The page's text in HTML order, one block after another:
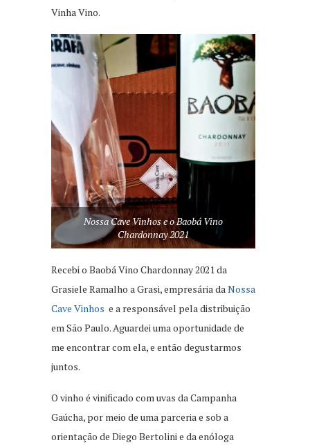
Vinha Vino.
Nossa Cave Vinhos e o Baobá Vino
Chardonnay 2021
Recebi o Baobá Vino Chardonnay 2021 da
Grasiele Ramalho a Grasi, empresária daNossa
Cave Vinhos e a responsável pela distribuição
em São Paulo. Aguardei uma oportunidade de
me encontrar com ela, e então degustarmos
juntos.
O vinho é vinificado com uvas da Campanha
Gaúcha, por meio de uma parceria e sob a
orientação de Diego Bertolini e da enóloga